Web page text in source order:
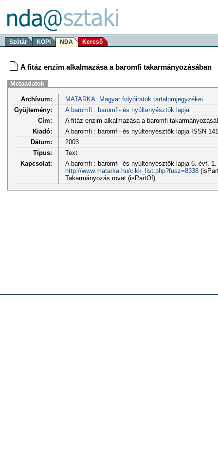
Szótár KOPI NDA Kereső
A fitáz enzim alkalmazása a baromfi takarmányozásában
Metaadatok
Archívum:
MATARKA: Magyar folyóiratok tartalomjegyzékei
Gyűjtemény:
A baromfi : baromfi- és nyúltenyésztők lapja
Cím:
A fitáz enzim alkalmazása a baromfi
Kiadó:
A baromfi : baromfi- és nyúltenyésztők lapja ISSN
Dátum:
2003
Típus:
Text
Kapcsolat:
A baromfi : baromfi- és nyúltenyésztők lapja 6. évf.
http://www.matarka.hu/cikk_list.php?fusz=8338
Takarmányozás rovat (isPartOf)